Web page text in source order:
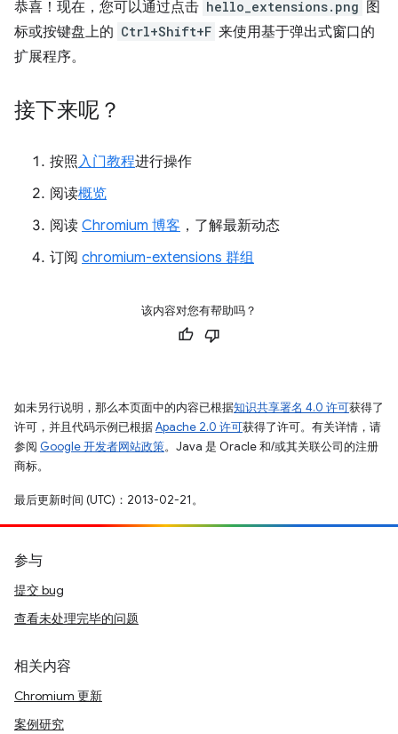
恭喜！现在，您可以通过点击 hello_extensions.png 图
标或按键盘上的 Ctrl+Shift+F 来使用基于弹出式窗口的
扩展程序。
接下来呢？
按照入门教程进行操作
阅读概览
阅读 Chromium 博客 ，了解最新动态
订阅 chromium-extensions 群组
该内容对您有帮助吗？
如未另行说明，那么本页面中的内容已根据知识共享署名 4.0 许可获得了
许可，并且代码示例已根据Apache 2.0 许可获得了许可。有关详情，请
参阅 Google 开发者网站政策。Java 是 Oracle 和/或其关联公司的注册
商标。
最后更新时间 (UTC)：2013-02-21。
参与
提交 bug
查看未处理完毕的问题
相关内容
Chromium 更新
案例研究